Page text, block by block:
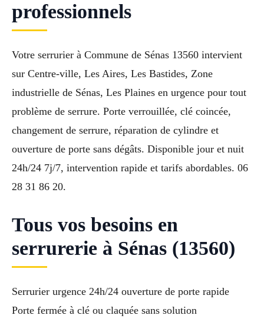
professionnels
Votre serrurier à Commune de Sénas 13560 intervient
sur Centre-ville, Les Aires, Les Bastides, Zone
industrielle de Sénas, Les Plaines en urgence pour tout
problème de serrure. Porte verrouillée, clé coincée,
changement de serrure, réparation de cylindre et
ouverture de porte sans dégâts. Disponible jour et nuit
24h/24 7j/7, intervention rapide et tarifs abordables. 06
28 31 86 20.
Tous vos besoins en
serrurerie à Sénas (13560)
Serrurier urgence 24h/24 ouverture de porte rapide
Porte fermée à clé ou claquée sans solution